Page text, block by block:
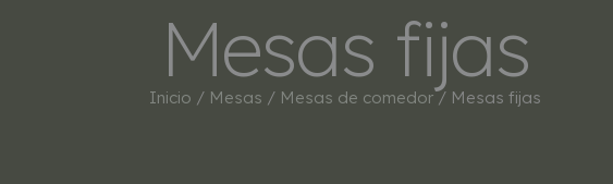
INICIO TIENDA MARCAS BESTSELLERS
Mesas fijas
Inicio / Mesas / Mesas de comedor/ Mesas fijas